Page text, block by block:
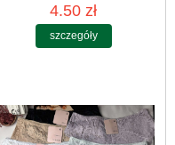
4.50 zł
szczegóły